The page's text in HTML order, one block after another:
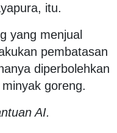
itu.
yang menjual
pembatasan
diperbolehkan
goreng.
AI.